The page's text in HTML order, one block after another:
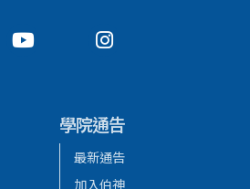
學院通告
最新通告
加入伯神